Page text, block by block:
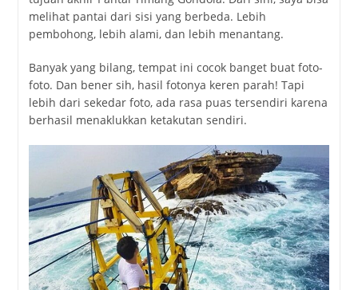
melihat pantai dari sisi yang berbeda. Lebih
pembohong, lebih alami, dan lebih menantang.
Banyak yang bilang, tempat ini cocok banget buat foto-
foto. Dan bener sih, hasil fotonya keren parah! Tapi
lebih dari sekedar foto, ada rasa puas tersendiri karena
berhasil menaklukkan ketakutan sendiri.